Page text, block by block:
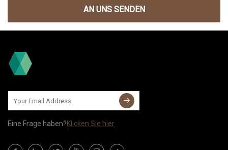
AN UNS SENDEN
Eine Frage haben?Klicken Sie hier